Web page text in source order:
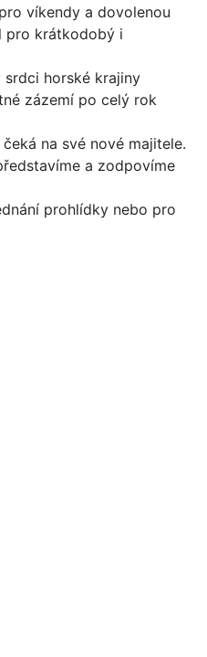
víkendy a dovolenou
pro krátkodobý i
horské krajiny
zázemí po celý rok
na své nové majitele.
a zodpovíme
prohlídky nebo pro